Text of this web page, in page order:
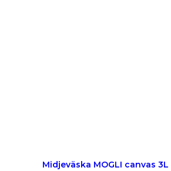
Midjeväska MOGLI canvas